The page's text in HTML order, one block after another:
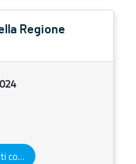
Regione
Determinazioni dirigenziali aventi contenuto di interesse generale